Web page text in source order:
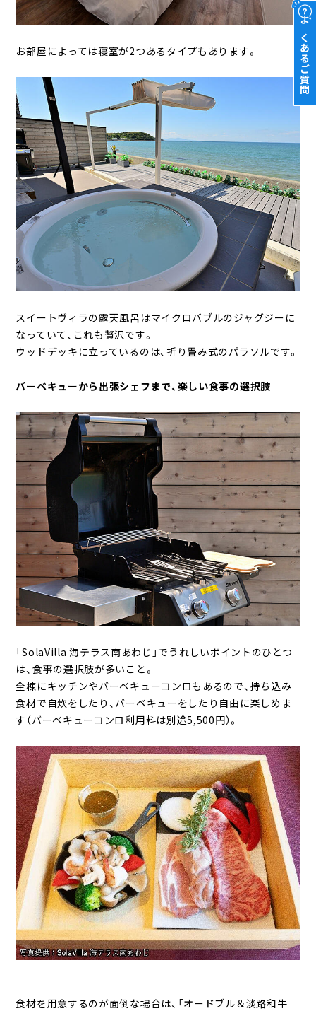
お部屋によっては寝室が2つあるタイプもあります。
スイートヴィラの露天風呂はマイクロバブルのジャグジーに
なっていて、これも贅沢です。
ウッドデッキに立っているのは、折り畳み式のパラソルです。
バーベキューから出張シェフまで、楽しい食事の選択肢
「SolaVilla 海テラス南あわじ」でうれしいポイントのひとつ
は、食事の選択肢が多いこと。
全棟にキッチンやバーベキューコンロもあるので、持ち込み
食材で自炊をしたり、バーベキューをしたり自由に楽しめま
す（バーベキューコンロ利用料は別途5,500円）。
食材を用意するのが面倒な場合は、「オードブル＆淡路和牛
よくあるご質問